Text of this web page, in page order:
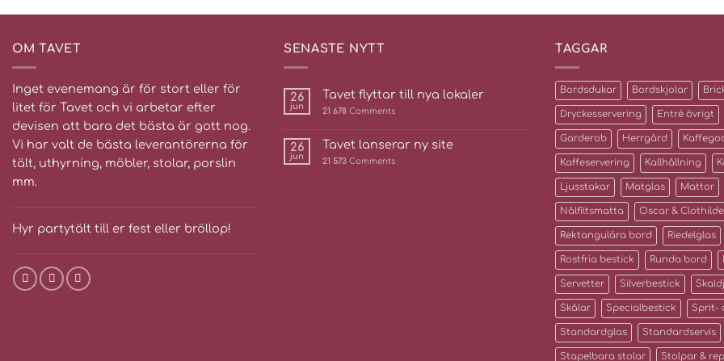
OM TAVET
Inget evenemang är för stort eller för
litet för Tavet och vi arbetar efter
devisen att bara det bästa är gott nog.
Vi har valt de bästa leverantörerna för
tält, uthyrning, möbler, stolar, porslin
mm.
Hyr partytält till er fest eller bröllop!
SENASTE NYTT
26
jun
Tavet flyttar till nya lokaler
21 678 Comments
26
jun
Tavet lanserar ny site
21 573 Comments
TAGGAR
Bordsdukar Bordskjolar
Dryckesservering Entré övrigt
Garderob Herrgård
Kaffeservering Kallhållning
Ljusstakar Matglas Mattor
Nålfiltsmatta Oscar & Clothilde
Rektangulära bord Riedelglas
Rostfria bestick Runda bord
Servetter Silverbestick
Skålar Specialbestick Sprit-
Standardglas Standardservis
Stapelbara stolar Stolpar & rep